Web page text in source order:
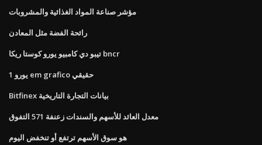
مؤشر صناعة المواد الغذائية والمشروبات
رائحة الفضة مثل المعادن
تيبو دي كامبيو يورو كوستا ريكا bncr
1 يورو em grafico حقيقي
Bitfinex بيانات التجارة التاريخية
معدل العائد للأسهم والسندات زعنفة 571 التفوق
هو سوق الأسهم ترتفع أو تنخفض اليوم